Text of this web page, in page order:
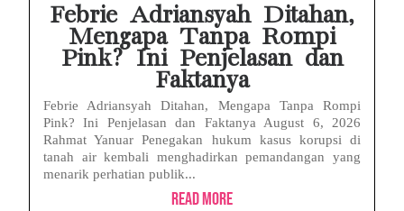
Febrie Adriansyah Ditahan,
Mengapa Tanpa Rompi
Pink? Ini Penjelasan dan
Faktanya
Febrie Adriansyah Ditahan, Mengapa Tanpa Rompi
Pink? Ini Penjelasan dan Faktanya August 6, 2026
Rahmat Yanuar Penegakan hukum kasus korupsi di
tanah air kembali menghadirkan pemandangan yang
menarik perhatian publik...
Read More